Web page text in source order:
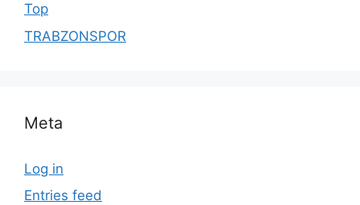
Top
TRABZONSPOR
Meta
Log in
Entries feed